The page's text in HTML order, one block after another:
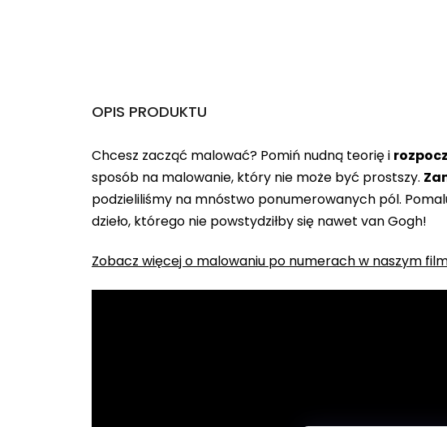
OPIS PRODUKTU
Chcesz zacząć malować? Pomiń nudną teorię i
sposób na malowanie, który nie może być prostszy.
podzieliliśmy na mnóstwo ponumerowanych pól.
dzieło, którego nie powstydziłby się nawet van Gogh!
Zobacz więcej o malowaniu po numerach w naszym